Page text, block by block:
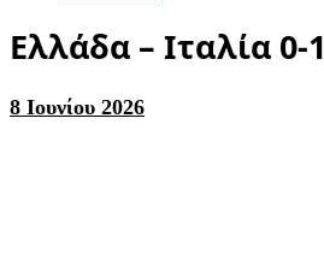
Ελλάδα – Ιταλία 0-1
8 Ιουνίου 2026